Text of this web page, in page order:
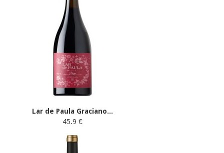
Lar de Paula Graciano...
45.9 €